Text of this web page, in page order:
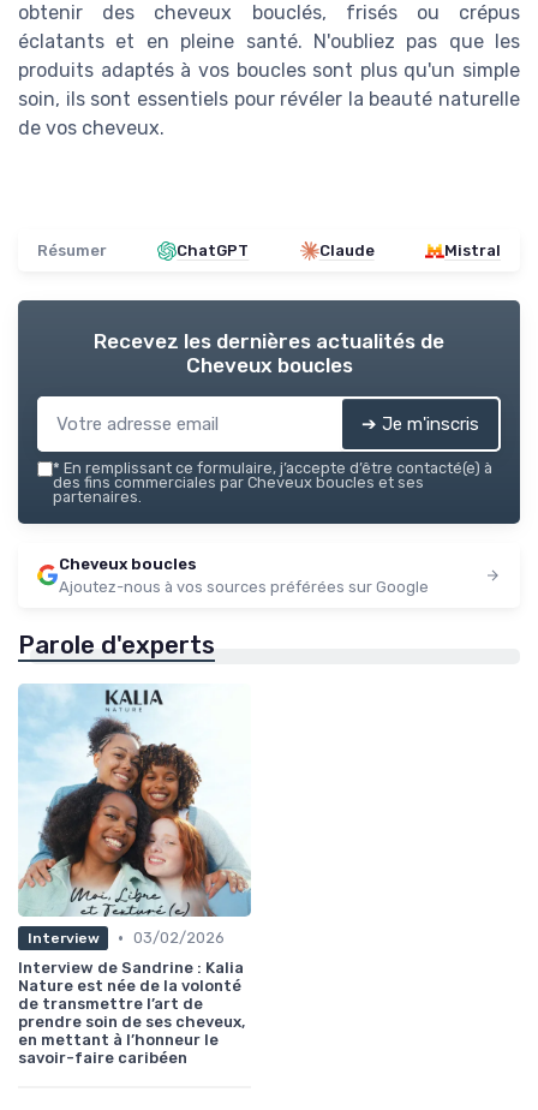
obtenir des cheveux bouclés, frisés ou crépus
éclatants et en pleine santé. N'oubliez pas que les
produits adaptés à vos boucles sont plus qu'un simple
soin, ils sont essentiels pour révéler la beauté naturelle
de vos cheveux.
Résumer ChatGPT Claude Mistral
Recevez les dernières actualités de
Cheveux boucles
➔ Je m'inscris
* En remplissant ce formulaire, j’accepte d’être contacté(e) à
des fins commerciales par Cheveux boucles et ses
partenaires.
Cheveux boucles
Ajoutez-nous à vos sources préférées sur Google
Parole d'experts
Interview • 03/02/2026
Interview de Sandrine : Kalia
Nature est née de la volonté
de transmettre l’art de
prendre soin de ses cheveux,
en mettant à l’honneur le
savoir-faire caribéen